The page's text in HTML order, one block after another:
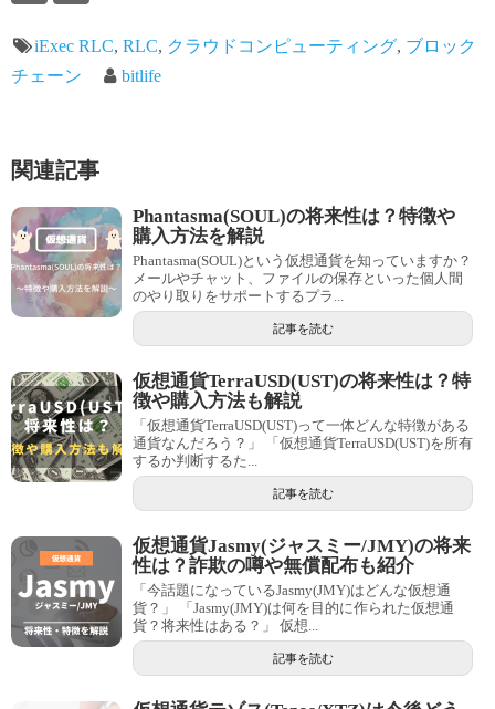
iExec RLC, RLC, クラウドコンピューティング, ブロック
チェーン
bitlife
関連記事
Phantasma(SOUL)の将来性は？特徴や
購入方法を解説
Phantasma(SOUL)という仮想通貨を知っていますか？
メールやチャット、ファイルの保存といった個人間
のやり取りをサポートするプラ...
記事を読む
仮想通貨TerraUSD(UST)の将来性は？特
徴や購入方法も解説
「仮想通貨TerraUSD(UST)って一体どんな特徴がある
通貨なんだろう？」 「仮想通貨TerraUSD(UST)を所有
するか判断するた...
記事を読む
仮想通貨Jasmy(ジャスミー/JMY)の将来
性は？詐欺の噂や無償配布も紹介
「今話題になっているJasmy(JMY)はどんな仮想通
貨？」 「Jasmy(JMY)は何を目的に作られた仮想通
貨？将来性はある？」 仮想...
記事を読む